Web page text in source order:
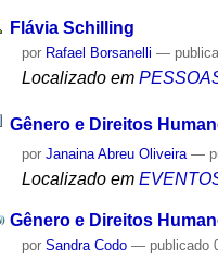
Flávia Schilling
por Rafael Borsanelli —
Localizado em
Gênero e Direitos
porJanaina Abreu Oliveira —
Localizado em
Gênero e Direitos
porSandra Codo — publicado